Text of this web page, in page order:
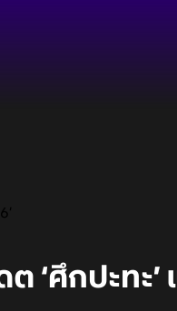
‘ศึกปะทะ’